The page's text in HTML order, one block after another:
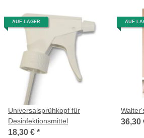
AUF LAGER
Universalsprühkopf für
Desinfektionsmittel
18,30 € *
AUF
36,30